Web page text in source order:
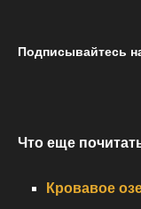
Подписывайтесь
Что еще
Кровавое